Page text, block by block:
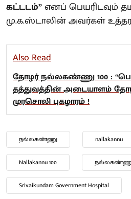
கட்டடம்”எனப் பெயரிடவும்
மு.க.ஸ்டாலின் அவர்கள்
Also Read
தோழர் நல்லகண்ணு 100 :
தத்துவத்தின் அடையாளம்
முரசொலி புகழாரம் !
நல்லகண்ணு nallakannu
Nallakannu 100 நல்லகண்ணு
Srivaikundam Government Hospital